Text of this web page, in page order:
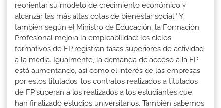
reorientar su modelo de crecimiento económico y
alcanzar las más altas cotas de bienestar social." Y,
también según el Ministro de Educación, la Formación
Profesional mejora la empleabilidad: los ciclos
formativos de FP registran tasas superiores de actividad
a la media. Igualmente, la demanda de acceso a la FP
está aumentando, así como el interés de las empresas
por estos titulados: los contratos realizados a titulados
de FP superan a los realizados a los estudiantes que
han finalizado estudios universitarios. También sabemos